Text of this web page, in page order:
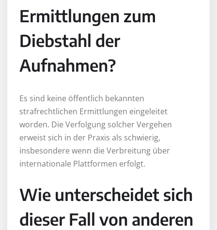
Ermittlungen zum
Diebstahl der
Aufnahmen?
Es sind keine öffentlich bekannten
strafrechtlichen Ermittlungen eingeleitet
worden. Die Verfolgung solcher Vergehen
erweist sich in der Praxis als schwierig,
insbesondere wenn die Verbreitung über
internationale Plattformen erfolgt.
Wie unterscheidet sich
dieser Fall von anderen